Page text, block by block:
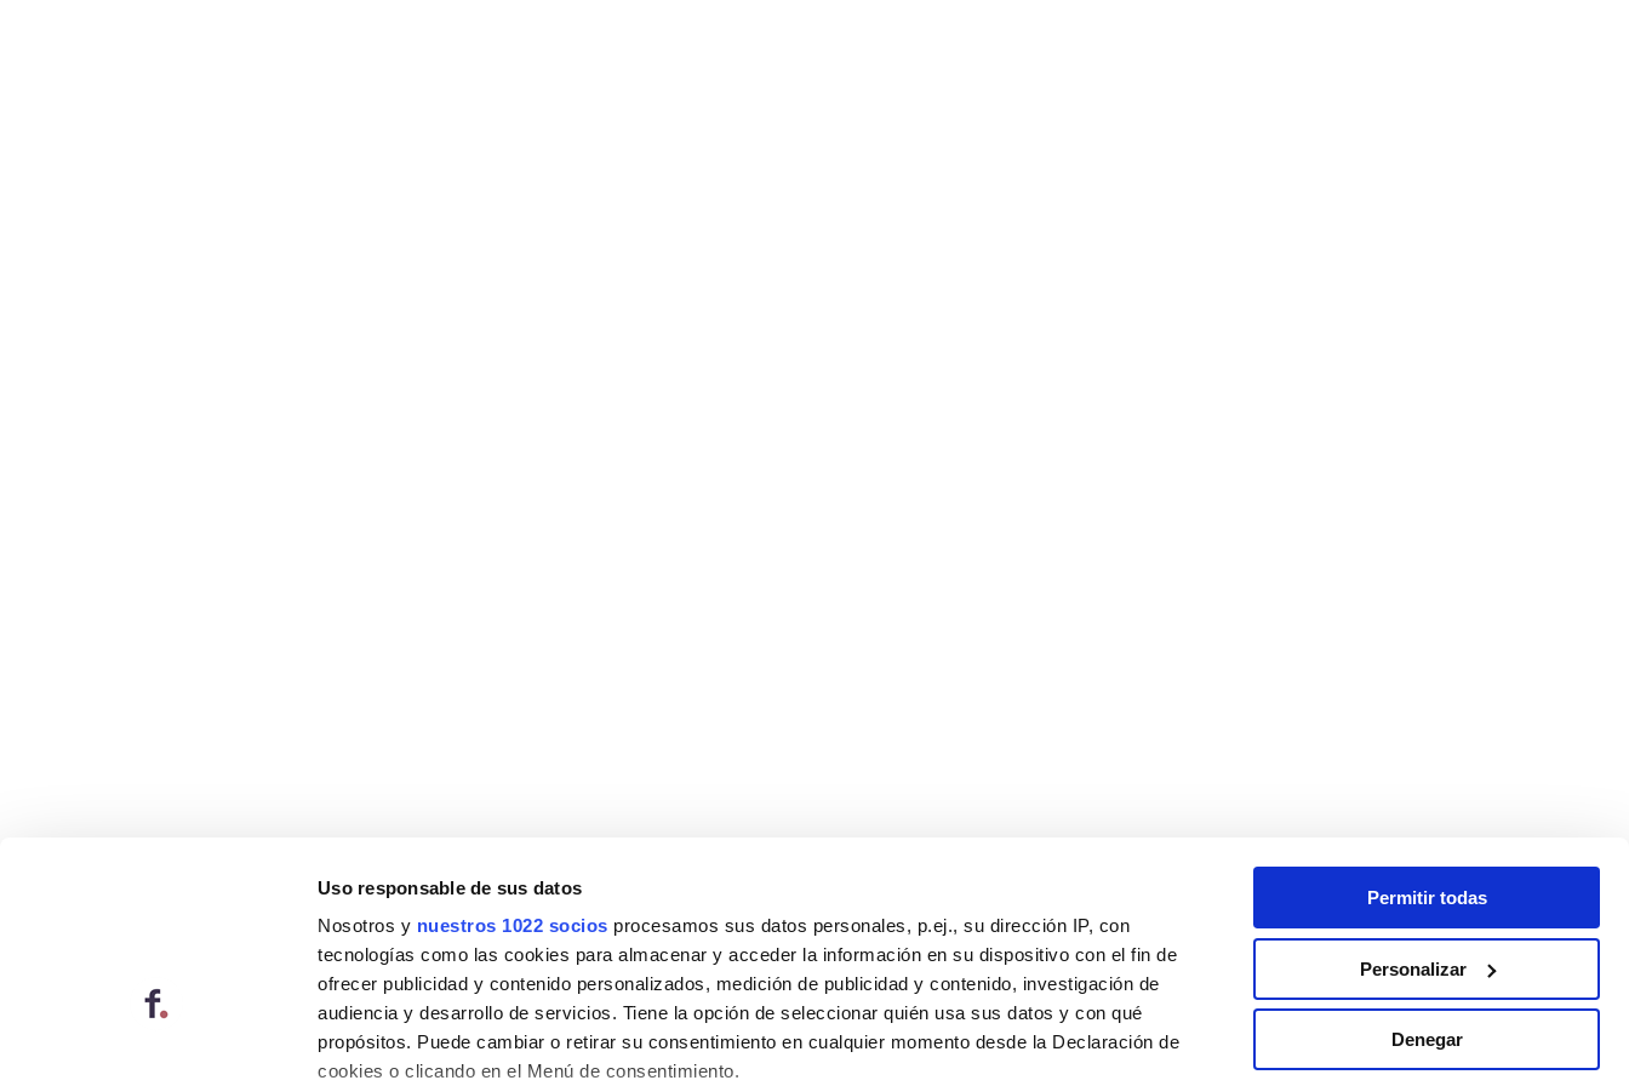
Uso responsable de sus datos
Nosotros y nuestros 1022 socios procesamos sus datos personales, p.ej., su dirección IP, con
tecnologías como las cookies para almacenar y acceder la información en su dispositivo con el fin de
ofrecer publicidad y contenido personalizados, medición de publicidad y contenido, investigación de
audiencia y desarrollo de servicios. Tiene la opción de seleccionar quién usa sus datos y con qué
propósitos. Puede cambiar o retirar su consentimiento en cualquier momento desde la Declaración de
cookies o clicando en el Menú de consentimiento.
Permitir todas
Personalizar
Denegar